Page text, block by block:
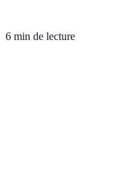
6 min de lecture